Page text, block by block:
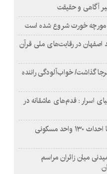
آگاهی و حقیقت
مورچه خورت شروع شده است
اصفهان در رقابت‌های ملی قرآن
در فریدن ۴ فوتی برجا گذاشت/ خواب‌آلودگی راننده
اسرار : قدم‌های عاشقانه در
بازآفرینی محله همت‌آباد اصفهان با احداث ۱۳۰ واحد مسکونی
آب آشامیدنی میان زائران مراسم